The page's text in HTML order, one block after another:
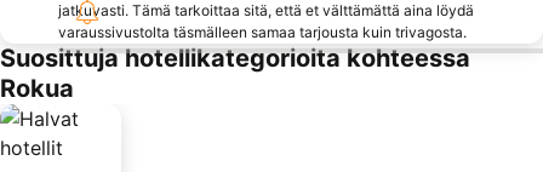
jatkuvasti. Tämä tarkoittaa sitä, että et välttämättä aina löydä
varaussivustolta täsmälleen samaa tarjousta kuin trivagosta.
Suosittuja hotellikategorioita kohteessa
Rokua